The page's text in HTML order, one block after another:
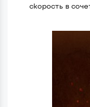
скорость в